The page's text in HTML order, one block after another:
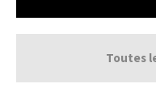
Toutes